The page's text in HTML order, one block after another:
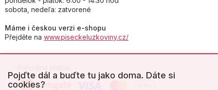
Pojďte dál a buďte tu jako doma. Dáte si
cookies?
sobota, nedeľa: zatvorené
Máme i českou verzi e-shopu
Přejděte na www.piseckeluzkoviny.cz/